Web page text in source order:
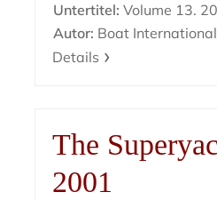
Untertitel: Volume 13.
Autor: Boat
Details
The
2001